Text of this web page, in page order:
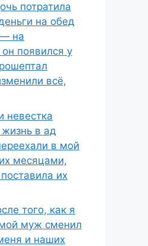
потратила
на обед
на
появился у
всё,
невестка
в ад
в мой
месяцами,
их
того, как я
муж сменил
и наших